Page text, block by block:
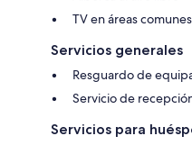
TV en áreas comunes
Servicios generales
Resguardo de
Servicio de
Servicios para